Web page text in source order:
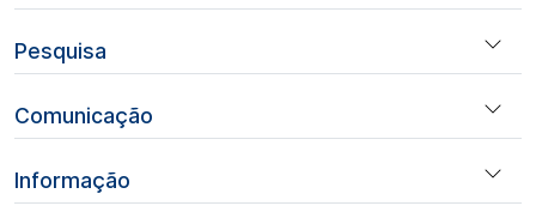
Pesquisa
Comunicação
Informação